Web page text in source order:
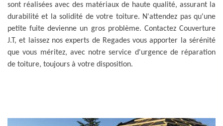
sont réalisées avec des matériaux de haute qualité, assurant la
durabilité et la solidité de votre toiture. N'attendez pas qu'une
petite fuite devienne un gros problème. Contactez Couverture
J.T, et laissez nos experts de Regades vous apporter la sérénité
que vous méritez, avec notre service d'urgence de réparation
de toiture, toujours à votre disposition.